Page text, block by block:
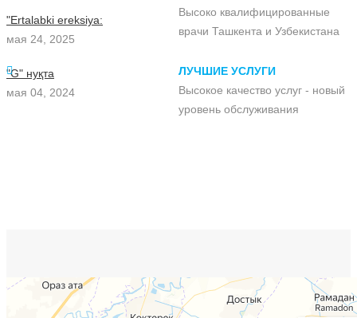
"Ertalabki ereksiya:
мая 24, 2025
"G" нуқта
мая 04, 2024
Высоко квалифицированные
врачи Ташкента и Узбекистана
ЛУЧШИЕ УСЛУГИ
Высокое качество услуг - новый
уровень обслуживания